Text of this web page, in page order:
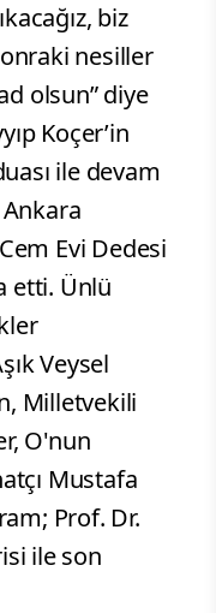
biz
nesiller
olsun” diye
Koçer’in
ile devam
Evi Dedesi
etti. Ünlü
Veysel
Milletvekili
O'nun
Mustafa
Prof. Dr.
ile son